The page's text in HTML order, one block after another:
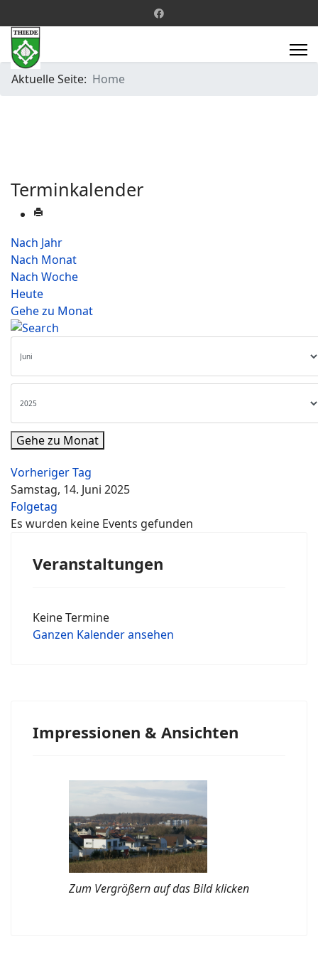
Aktuelle Seite: Home
Terminkalender
Nach Jahr
Nach Monat
Nach Woche
Heute
Gehe zu Monat
Gehe zu Monat
Vorheriger Tag
Samstag, 14. Juni 2025
Folgetag
Es wurden keine Events gefunden
Veranstaltungen
Keine Termine
Ganzen Kalender ansehen
Impressionen & Ansichten
Zum Vergrößern auf das Bild klicken